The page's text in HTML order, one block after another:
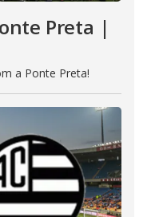
Preta |
a Ponte Preta!